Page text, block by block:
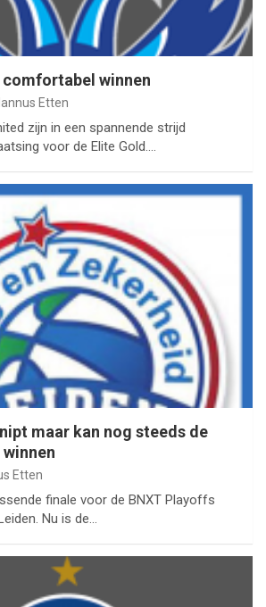
comfortabel winnen
Etten
zijn in een spannende strijd
voor de Elite Gold.…
maar kan nog steeds de
Etten
finale voor de BNXT Playoffs
Nu is de…